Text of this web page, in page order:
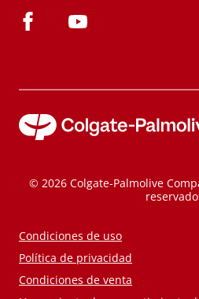
© 2026 Colgate-Palmolive
Condiciones de uso
Política de privacidad
Condiciones de venta